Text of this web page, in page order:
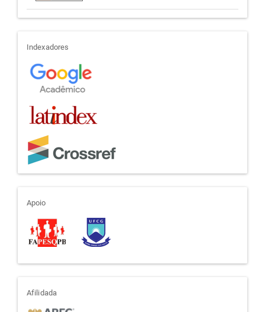
indexadores
Indexadores
apoio
Apoio
afiliada
Afilidada